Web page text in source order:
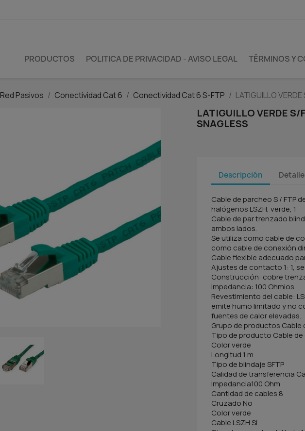
PRODUCTOS POLITICA DE PRIVACIDAD - AVISO LEGAL TÉRMINOS Y
Red Pasivos Conectividad Cat 6 Conectividad Cat 6 S-FTP LATIGUILLO
LATIGUILLO VERDE S/
SNAGLESS
Descripción
Cable de parcheo S / FTP
halógenos LSZH, verde, 1
Cable de par trenzado
ambos lados.
Se utiliza como cable de
como cable de conexión
Cable flexible adecuado
Ajustes de contacto 1: 1,
Construcción: cobre
Impedancia: 100 Ohmios.
Revestimiento del cable:
emite humo limitado y no
fuentes de calor elevadas.
Grupo de productos Cable
Tipo de producto Cable de
Color verde
Longitud 1 m
Tipo de blindaje SFTP
Calidad de transferencia
Impedancia100 Ohm
Cantidad de cables 8
Cruzado No
Color verde
Cable LSZH Sí